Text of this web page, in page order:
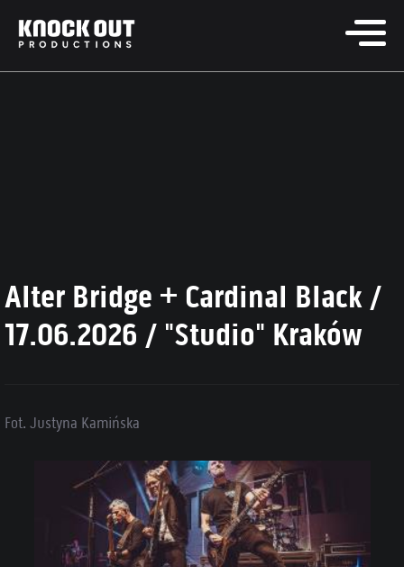
Alter Bridge + Cardinal Black /
17.06.2026 / "Studio" Kraków
Fot. Justyna Kamińska